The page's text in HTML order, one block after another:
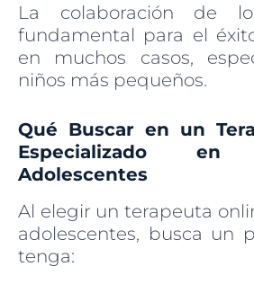
La colaboración de
fundamental para el
en muchos casos,
niños más pequeños.
Qué Buscar en un
Especializado
Adolescentes
Al elegir un terapeuta
adolescentes, busca un
tenga: